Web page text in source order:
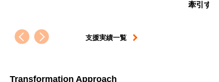
牽引するDX推進プレイヤーへの軌跡
支援実績一覧
Transformation Approach